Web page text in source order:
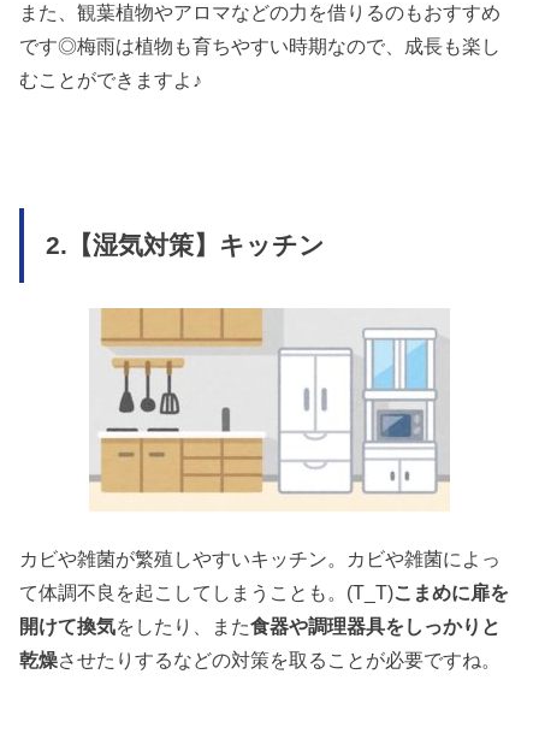
また、観葉植物やアロマなどの力を借りるのもおすすめ
です◎梅雨は植物も育ちやすい時期なので、成長も楽し
むことができますよ♪
2.【湿気対策】キッチン
カビや雑菌が繁殖しやすいキッチン。カビや雑菌によっ
て体調不良を起こしてしまうことも。(T_T)こまめに扉を
開けて換気をしたり、また食器や調理器具をしっかりと
乾燥させたりするなどの対策を取ることが必要ですね。